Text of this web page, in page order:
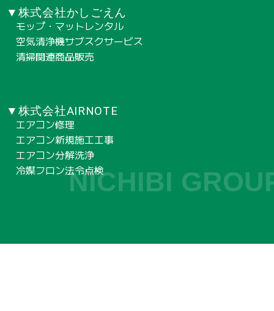
▼株式会社かしごえん
モップ・マットレンタル
空気清浄機サブスクサービス
清掃関連商品販売
▼株式会社AIRNOTE
エアコン修理
エアコン新規施工工事
エアコン分解洗浄
冷媒フロン法令点検NICHIBI